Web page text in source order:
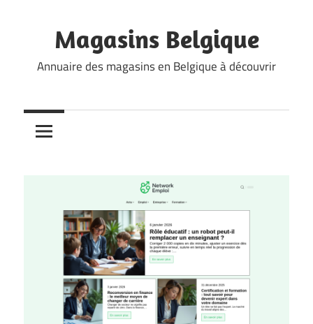
contentMagasins Belgique
Annuaire des magasins en Belgique à découvrir